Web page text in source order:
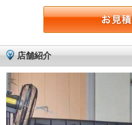
店舗紹介